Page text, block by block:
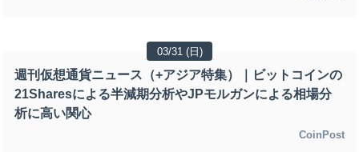
03/31 (日)
週刊仮想通貨ニュース（+アジア特集）｜ビットコインの
21Sharesによる半減期分析やJPモルガンによる相場分
析に高い関心
CoinPost